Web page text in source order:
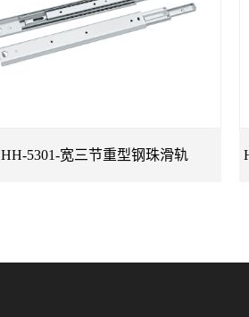
HH-5301-宽三节重型钢珠滑轨